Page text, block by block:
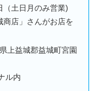
（土日月のみ営業)
店」さんがお店を
上益城郡益城町宮園
ル内